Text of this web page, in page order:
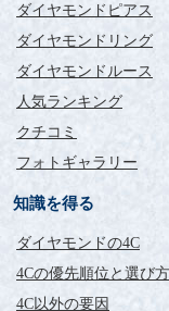
ダイヤモンドピアス
ダイヤモンドリング
ダイヤモンドルース
人気ランキング
クチコミ
フォトギャラリー
知識を得る
ダイヤモンドの4C
4Cの優先順位と選び方
4C以外の要因